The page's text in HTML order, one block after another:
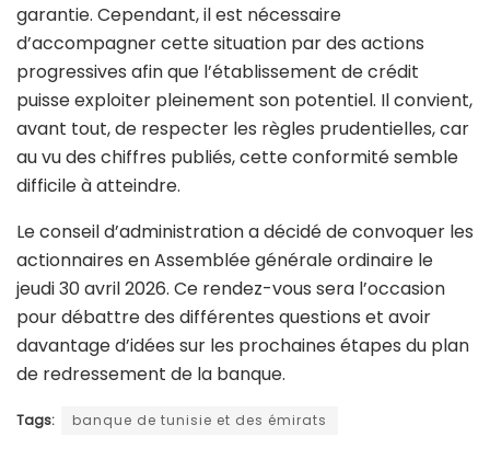
garantie. Cependant, il est nécessaire
d’accompagner cette situation par des actions
progressives afin que l’établissement de crédit
puisse exploiter pleinement son potentiel. Il convient,
avant tout, de respecter les règles prudentielles, car
au vu des chiffres publiés, cette conformité semble
difficile à atteindre.
Le conseil d’administration a décidé de convoquer les
actionnaires en Assemblée générale ordinaire le
jeudi 30 avril 2026. Ce rendez-vous sera l’occasion
pour débattre des différentes questions et avoir
davantage d’idées sur les prochaines étapes du plan
de redressement de la banque.
Tags: banque de tunisie et des émirats